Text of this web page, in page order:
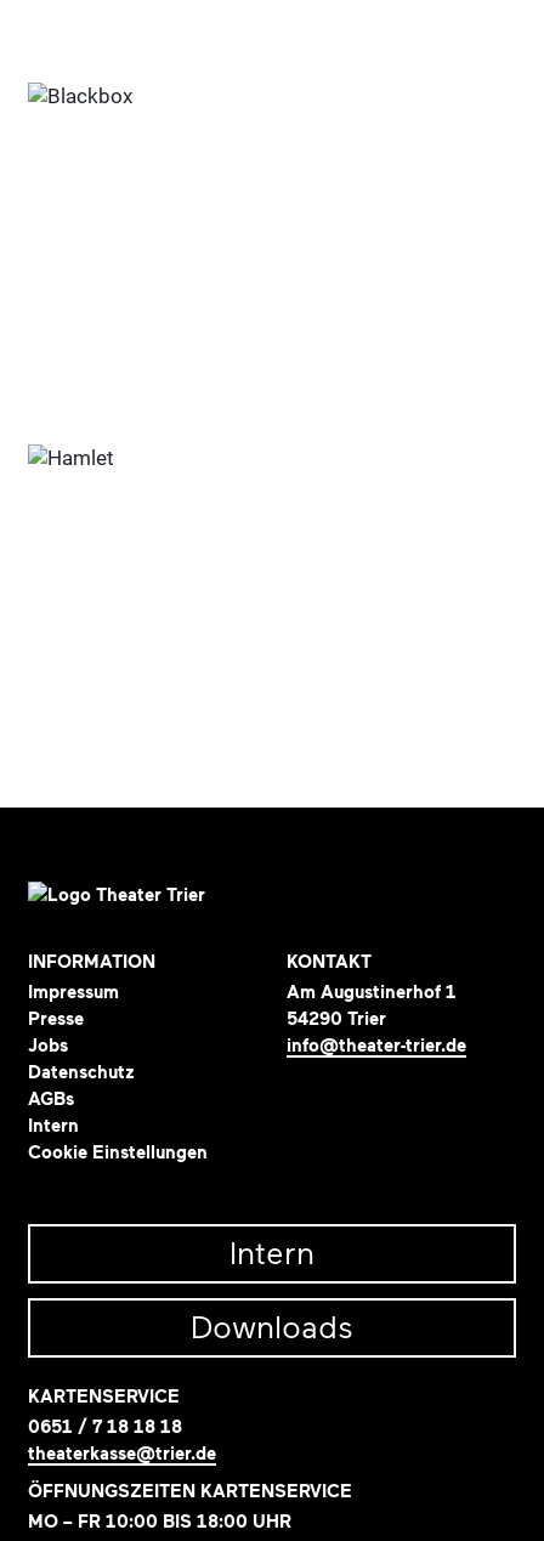
INFORMATION
Impressum
Presse
Jobs
Datenschutz
AGBs
Intern
Cookie Einstellungen
KONTAKT
Am Augustinerhof 1
54290 Trier
info@theater-trier.de
Intern
Downloads
KARTENSERVICE
0651 / 7 18 18 18
theaterkasse@trier.de
ÖFFNUNGSZEITEN KARTENSERVICE
MO – FR 10:00 BIS 18:00 UHR